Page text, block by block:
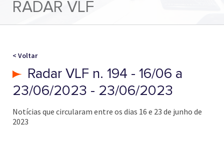
RADAR VLF
< Voltar
Radar VLF n. 194 - 16/06 a
23/06/2023 - 23/06/2023
Notícias que circularam entre os dias 16 e 23 de junho de
2023